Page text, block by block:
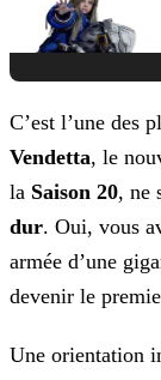
C’est l’une des
Vendetta, le
la Saison 20, ne
dur. Oui, vous
armée d’une
devenir le
Une orientation